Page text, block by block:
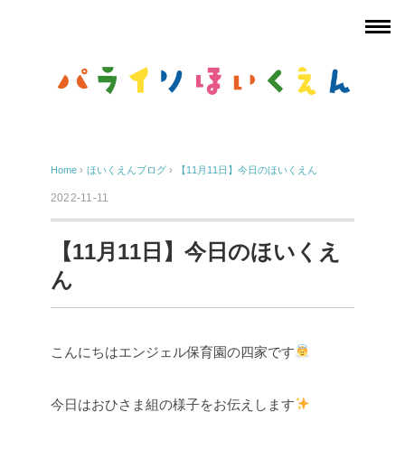
Home › ほいくえんブログ › 【11月11日】今日のほいくえん
2022-11-11
【11月11日】今日のほいくえ
ん
こんにちはエンジェル保育園の四家です
今日はおひさま組の様子をお伝えします